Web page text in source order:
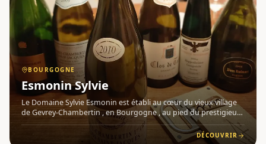
BOURGOGNE
Esmonin Sylvie
Le Domaine Sylvie Esmonin est établi au cœur du vieux village
de Gevrey-Chambertin , en Bourgogne , au pied du prestigieux
Clos Saint-Jacques. Ce vignoble de 10 hectares propose une
gamme de vins rouges parmi les plus emblématiques de la Cô
DÉCOUVRIR